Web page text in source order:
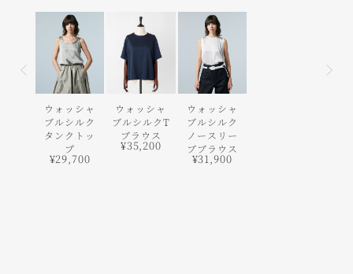
ウォッシャ
ブルシルク
タンクトッ
プ
¥29,700
ウォッシャ
ブルシルクT
ブラウス
¥35,200
ウォッシャ
ブルシルク
ノースリー
ブブラウス
¥31,900
前の画像